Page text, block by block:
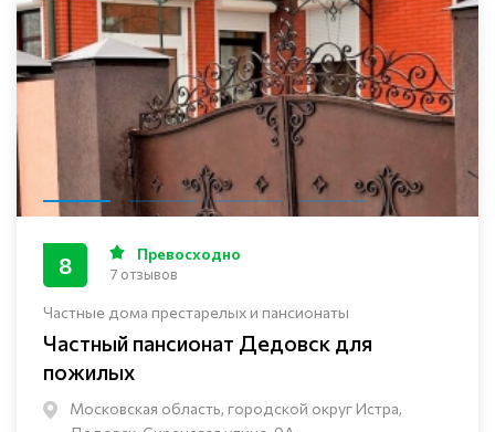
Частные дома престарелых и пансионаты
Частный пансионат Дедовск для
пожилых
Московская область, городской округ Истра,
8 Превосходно
7 отзывов